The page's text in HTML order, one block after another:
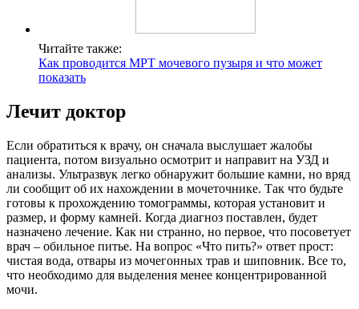
Читайте также:
Как проводится МРТ мочевого пузыря и что может
показать
Лечит доктор
Если обратиться к врачу, он сначала выслушает жалобы
пациента, потом визуально осмотрит и направит на УЗД и
анализы. Ультразвук легко обнаружит большие камни, но вряд
ли сообщит об их нахождении в мочеточнике. Так что будьте
готовы к прохождению томограммы, которая установит и
размер, и форму камней. Когда диагноз поставлен, будет
назначено лечение. Как ни странно, но первое, что посоветует
врач – обильное питье. На вопрос «Что пить?» ответ прост:
чистая вода, отвары из мочегонных трав и шиповник. Все то,
что необходимо для выделения менее концентрированной
мочи.